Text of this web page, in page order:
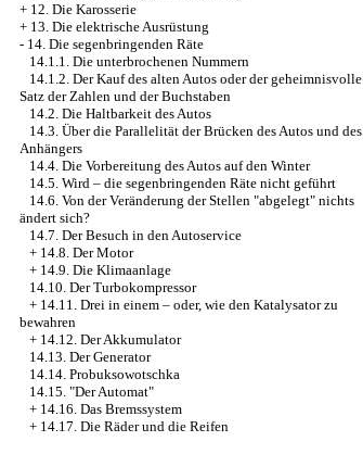
+ 12. Die Karosserie
+ 13. Die elektrische Ausrüstung
- 14. Die segenbringenden Räte
14.1.1. Die unterbrochenen Nummern
14.1.2. Der Kauf des alten Autos oder der geheimnisvolle
Satz der Zahlen und der Buchstaben
14.2. Die Haltbarkeit des Autos
14.3. Über die Parallelität der Brücken des Autos und des
Anhängers
14.4. Die Vorbereitung des Autos auf den Winter
14.5. Wird – die segenbringenden Räte nicht geführt
14.6. Von der Veränderung der Stellen "abgelegt" nichts
ändert sich?
14.7. Der Besuch in den Autoservice
+ 14.8. Der Motor
+ 14.9. Die Klimaanlage
14.10. Der Turbokompressor
+ 14.11. Drei in einem – oder, wie den Katalysator zu
bewahren
+ 14.12. Der Akkumulator
14.13. Der Generator
14.14. Probuksowotschka
14.15. "Der Automat"
+ 14.16. Das Bremssystem
+ 14.17. Die Räder und die Reifen